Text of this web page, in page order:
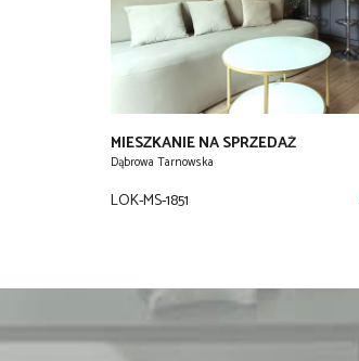
MIESZKANIE NA SPRZEDAŻ
Dąbrowa Tarnowska
LOK-MS-1851